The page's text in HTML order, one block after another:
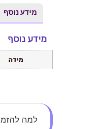
מידע נוסף
מידע נוסף
מידה
למה